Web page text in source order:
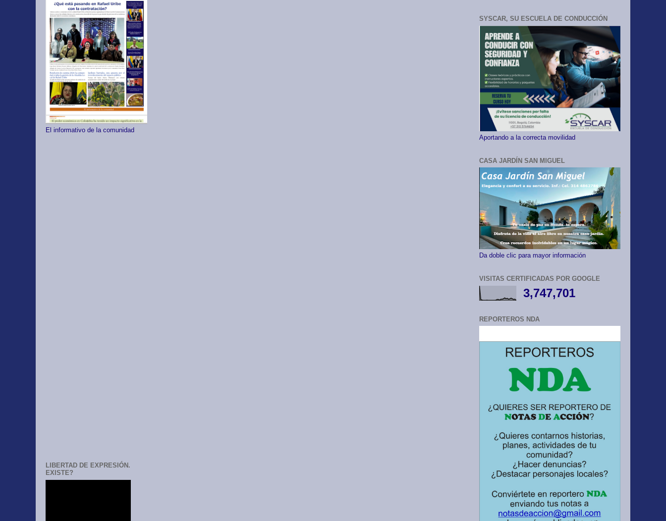
El informativo de la comunidad
LIBERTAD DE EXPRESIÓN.
EXISTE?
SYSCAR, SU ESCUELA DE CONDUCCIÓN
Aportando a la correcta movilidad
CASA JARDÍN SAN MIGUEL
Da doble clic para mayor información
VISITAS CERTIFICADAS POR GOOGLE
3,747,701
REPORTEROS NDA